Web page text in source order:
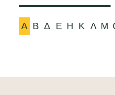
Α Β Δ Ε Η Κ Λ Μ